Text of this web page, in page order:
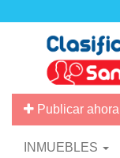
Publicar ahora
INMUEBLES